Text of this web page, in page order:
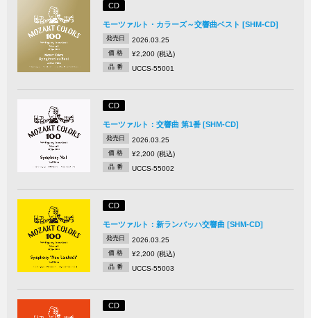
CD
モーツァルト・カラーズ～交響曲ベスト [SHM-CD]
発売日 2026.03.25
価 格 ¥2,200 (税込)
品 番 UCCS-55001
CD
モーツァルト：交響曲 第1番 [SHM-CD]
発売日 2026.03.25
価 格 ¥2,200 (税込)
品 番 UCCS-55002
CD
モーツァルト：新ランバッハ交響曲 [SHM-CD]
発売日 2026.03.25
価 格 ¥2,200 (税込)
品 番 UCCS-55003
CD